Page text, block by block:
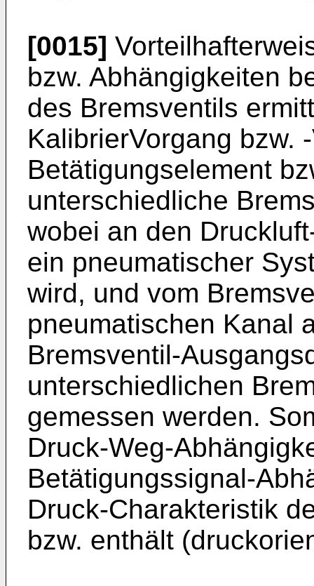
[0015]
bzw. Abhängigkeiten
des Bremsventils
KalibrierVorgang bzw.
Betätigungselement
unterschiedliche
wobei an den
ein pneumatischer
wird, und vom
pneumatischen Kanal
Bremsventil-
unterschiedlichen
gemessen werden.
Druck-Weg-
Betätigungssignal-
Druck-Charakteristik
bzw. enthält